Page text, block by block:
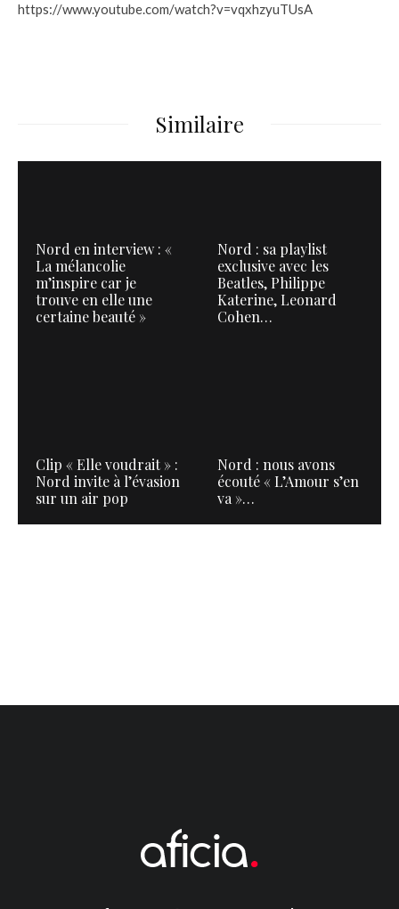
https://www.youtube.com/watch?v=vqxhzyuTUsA
Similaire
Nord en interview : «
La mélancolie
m’inspire car je
trouve en elle une
certaine beauté »
Nord : sa playlist
exclusive avec les
Beatles, Philippe
Katerine, Leonard
Cohen…
Clip « Elle voudrait » :
Nord invite à l’évasion
sur un air pop
Nord : nous avons
écouté « L’Amour s’en
va »…